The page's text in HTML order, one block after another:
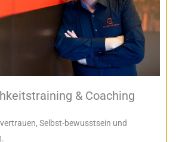
& Coaching
Selbst-bewusstsein und